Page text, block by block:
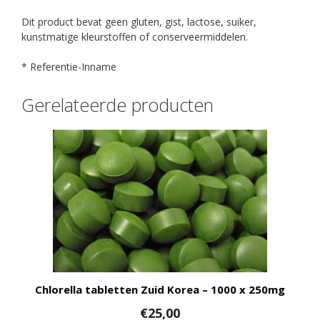
Dit product bevat geen gluten, gist, lactose, suiker,
kunstmatige kleurstoffen of conserveermiddelen.
* Referentie-Inname
Gerelateerde producten
Chlorella tabletten Zuid Korea – 1000 x 250mg
€25,00